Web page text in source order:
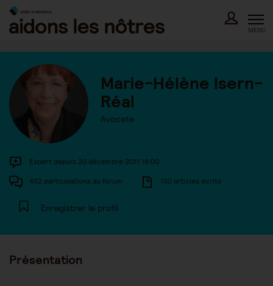
Skip
content
MENU
Marie-Hélène Isern-
Réal
Avocate
Expert depuis 20 décembre 2011 18:00
452 participations au forum 130 articles écrits
Enregistrer le profil
Présentation